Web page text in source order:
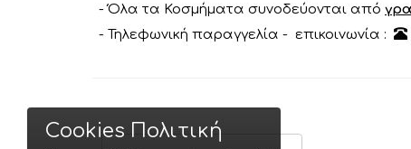
- Όλα τα Κοσμήματα συνοδεύονται από
- Τηλεφωνική παραγγελία - επικοινωνία :
Cookies Πολιτική